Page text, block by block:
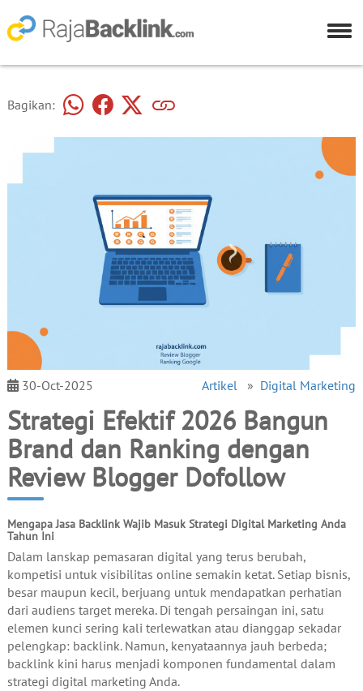
Bagikan:
30-Oct-2025 Artikel » Digital Marketing
Strategi Efektif 2026 Bangun
Brand dan Ranking dengan
Review Blogger Dofollow
Mengapa Jasa Backlink Wajib Masuk Strategi Digital Marketing Anda
Tahun Ini
Dalam lanskap pemasaran digital yang terus berubah,
kompetisi untuk visibilitas online semakin ketat. Setiap bisnis,
besar maupun kecil, berjuang untuk mendapatkan perhatian
dari audiens target mereka. Di tengah persaingan ini, satu
elemen kunci sering kali terlewatkan atau dianggap sekadar
pelengkap: backlink. Namun, kenyataannya jauh berbeda;
backlink kini harus menjadi komponen fundamental dalam
strategi digital marketing Anda.